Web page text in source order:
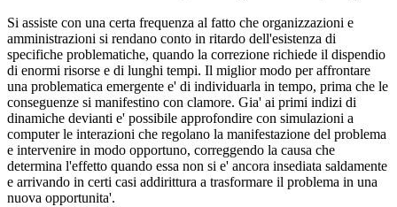
Si assiste con una certa frequenza al fatto che organizzazioni e
amministrazioni si rendano conto in ritardo dell'esistenza di
specifiche problematiche, quando la correzione richiede il dispendio
di enormi risorse e di lunghi tempi. Il miglior modo per affrontare
una problematica emergente e' di individuarla in tempo, prima che le
conseguenze si manifestino con clamore. Gia' ai primi indizi di
dinamiche devianti e' possibile approfondire con simulazioni a
computer le interazioni che regolano la manifestazione del problema
e intervenire in modo opportuno, correggendo la causa che
determina l'effetto quando essa non si e' ancora insediata saldamente
e arrivando in certi casi addirittura a trasformare il problema in una
nuova opportunita'.